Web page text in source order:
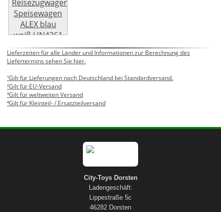
Weiter »
Lieferzeiten für alle Länder und Informationen zur Berechnung des
Liefertermins sehen Sie hier.
¹Gilt für Lieferungen nach Deutschland bei Standardversand.
²Gilt für EU-Versand
³Gilt für weltweiten Versand
⁴Gilt für Kleinteil- / Ersatzteilversand
City-Toys Dorsten
Ladengeschäft:
Lippestraße 5c
46282 Dorsten